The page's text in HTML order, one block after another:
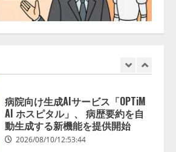
病院向け生成AIサービス「OPTiM
AI ホスピタル」、 病歴要約を自
AIデータセンター市場は2035年に
1,975億7000万米ドルへ、AI需要
拡大とデータ処理能力強化で市場
成長が加速
2026/08/10/12:53:44